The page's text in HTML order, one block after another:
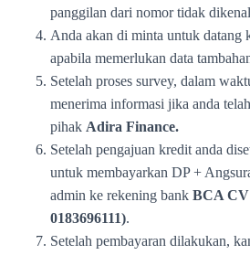
panggilan dari nomor tidak
Anda akan di minta untuk datang
apabila memerlukan data
Setelah proses survey, dalam
menerima informasi jika anda
pihak Adira Finance.
Setelah pengajuan kredit anda
untuk membayarkan DP +
admin ke rekening bank BCA
0183696111).
Setelah pembayaran dilakukan,